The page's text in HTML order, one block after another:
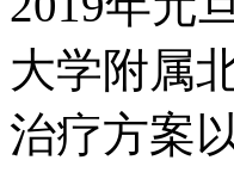
大学附属
治疗方案